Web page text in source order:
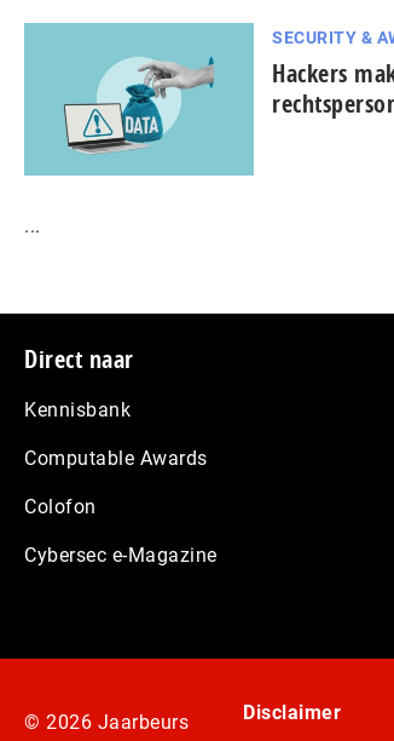
SECURITY &
Hackers
...
Footer
Direct naar
Kennisbank
Computable Awards
Colofon
Cybersec e-Magazine
© 2026 Jaarbeurs Disclaimer